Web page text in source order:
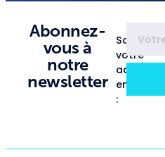
Abonnez-
vous à
notre
newsletter
Saisissez
votre
adresse
email
: